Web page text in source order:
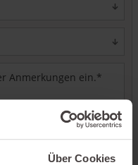
Über Cookies